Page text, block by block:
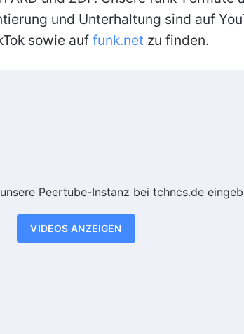
und Unterhaltung sind auf
sowie auf funk.net zu finden.
Peertube-Instanz bei tchncs.de
VIDEOS ANZEIGEN